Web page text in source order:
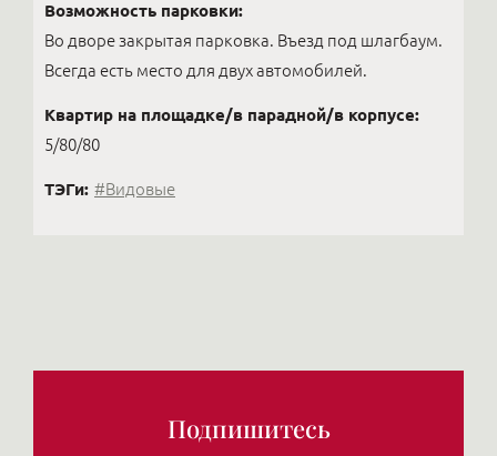
Возможность парковки:
Во дворе закрытая парковка. Въезд под шлагбаум.
Всегда есть место для двух автомобилей.
Квартир на площадке/в парадной/в корпусе:
5/80/80
ТЭГи: #Видовые
Подпишитесь